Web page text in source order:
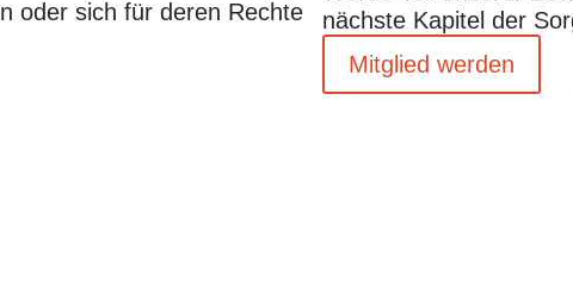
oder sich für deren Rechte
nächste Kapitel der
Mitglied werden